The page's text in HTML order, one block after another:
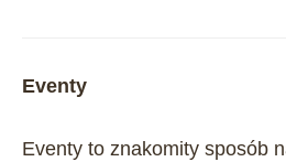
Eventy
Eventy to znakomity sposób